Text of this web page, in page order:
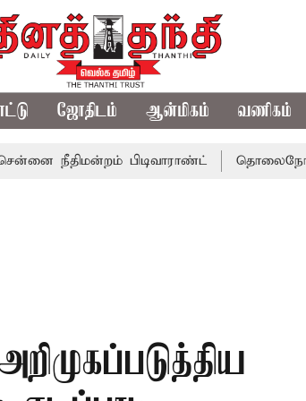
ஜோதிடம் ஆன்மிகம் வணிகம்
பிடிவாராண்ட் தொலைநோக்கு